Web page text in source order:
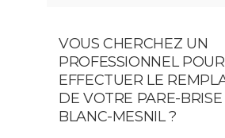
VOUS CHERCHEZ UN
PROFESSIONNEL POUR
EFFECTUER LE
DE VOTRE PARE-BRISE
BLANC-MESNIL ?